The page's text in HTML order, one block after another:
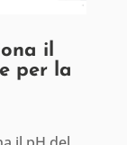
il
per la